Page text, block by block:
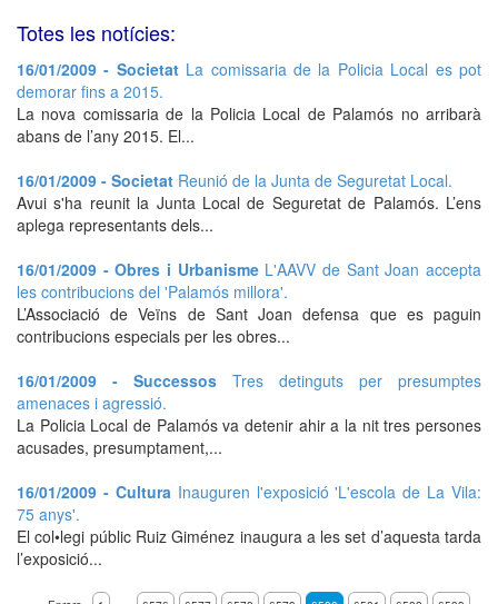
Totes les notícies:
16/01/2009 - Societat La comissaria de la Policia Local es pot
demorar fins a 2015.
La nova comissaria de la Policia Local de Palamós no arribarà
abans de l’any 2015. El...
16/01/2009 - Societat Reunió de la Junta de Seguretat Local.
Avui s'ha reunit la Junta Local de Seguretat de Palamós. L’ens
aplega representants dels...
16/01/2009 - Obres i Urbanisme L'AAVV de Sant Joan accepta
les contribucions del 'Palamós millora'.
L’Associació de Veïns de Sant Joan defensa que es paguin
contribucions especials per les obres...
16/01/2009 - Successos Tres detinguts per presumptes
amenaces i agressió.
La Policia Local de Palamós va detenir ahir a la nit tres persones
acusades, presumptament,...
16/01/2009 - Cultura Inauguren l'exposició 'L'escola de La Vila:
75 anys'.
El col•legi públic Ruiz Giménez inaugura a les set d’aquesta tarda
l’exposició...